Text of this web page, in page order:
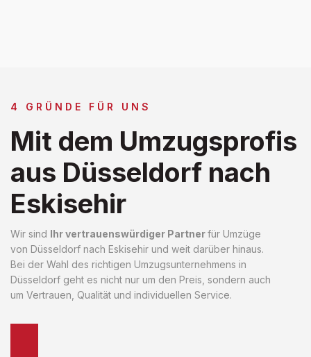
4 GRÜNDE FÜR UNS
Mit dem Umzugsprofis
aus Düsseldorf nach
Eskisehir
Wir sind Ihr vertrauenswürdiger Partnerfür Umzüge
von Düsseldorf nach Eskisehir und weit darüber hinaus.
Bei der Wahl des richtigen Umzugsunternehmens in
Düsseldorf geht es nicht nur um den Preis, sondern auch
um Vertrauen, Qualität und individuellen Service.